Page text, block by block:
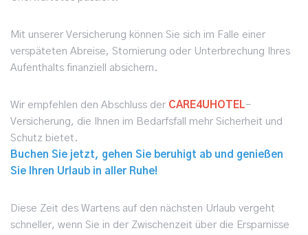
Mit unserer Versicherung können Sie sich im Falle einer
verspäteten Abreise, Stornierung oder Unterbrechung Ihres
Aufenthalts finanziell absichern.
Wir empfehlen den Abschluss der CARE4UHOTEL-
Versicherung, die Ihnen im Bedarfsfall mehr Sicherheit und
Schutz bietet.
Buchen Sie jetzt, gehen Sie beruhigt ab und genießen
Sie Ihren Urlaub in aller Ruhe!
Diese Zeit des Wartens auf den nächsten Urlaub vergeht
schneller, wenn Sie in der Zwischenzeit über die Ersparnisse